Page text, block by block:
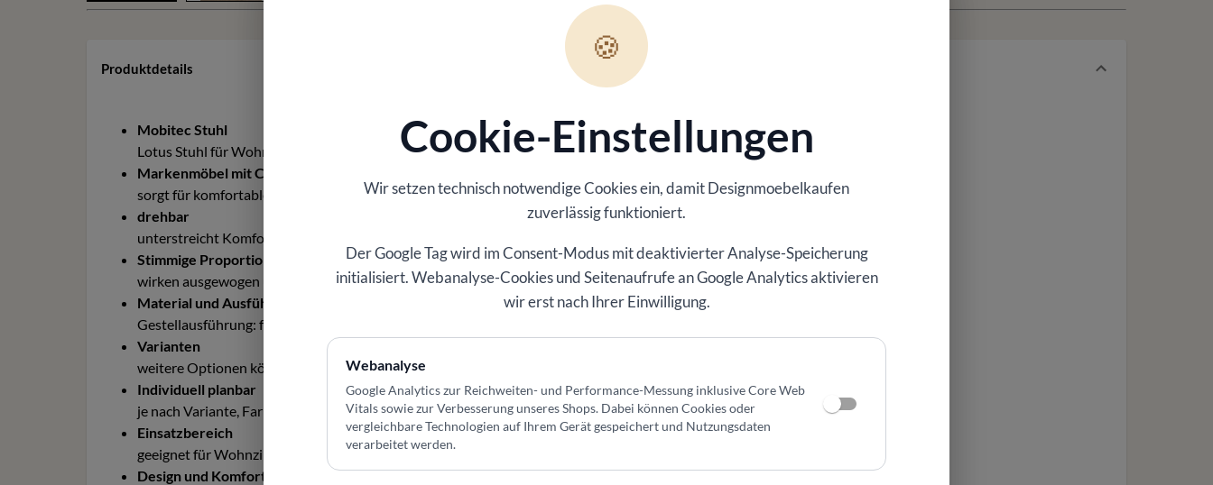
Produktdetails
Mobitec Stuhl
Lotus Stuhl für Wohnzimmer, Esszimmer, Lounge oder Leseecke
Markenmöbel mit Charakter
sorgt für komfortables Sitzen und entspanntes Ankommen im Alltag
drehbar
unterstreicht Komfort, Funktion und hochwertige Nutzung im Alltag
Stimmige Proportionen
wirken ausgewogen und lassen sich gut integrieren
Material und Ausführung
Gestellausführung: fest, drehbar
Varianten
weitere Optionen können ausgewählt werden
Individuell planbar
je nach Variante, Farbe oder Ausführung passend auswählbar
Einsatzbereich
geeignet für Wohnzimmer, Esszimmer, Lounge oder Leseecke
Design und Komfort
🍪
Cookie-Einstellungen
Wir setzen technisch notwendige Cookies ein, damitDesignmoebelkaufen
zuverlässig funktioniert.
Der Google Tag wird im Consent-Modus mit deaktivierter Analyse-Speicherung
initialisiert. Webanalyse-Cookies und Seitenaufrufe an Google Analytics aktivieren
wir erst nach Ihrer Einwilligung.
Webanalyse
Google Analytics zur Reichweiten- und Performance-Messung inklusive Core Web
Vitals sowie zur Verbesserung unseres Shops. Dabei können Cookies oder
vergleichbare Technologien auf Ihrem Gerät gespeichert und Nutzungsdaten
verarbeitet werden.